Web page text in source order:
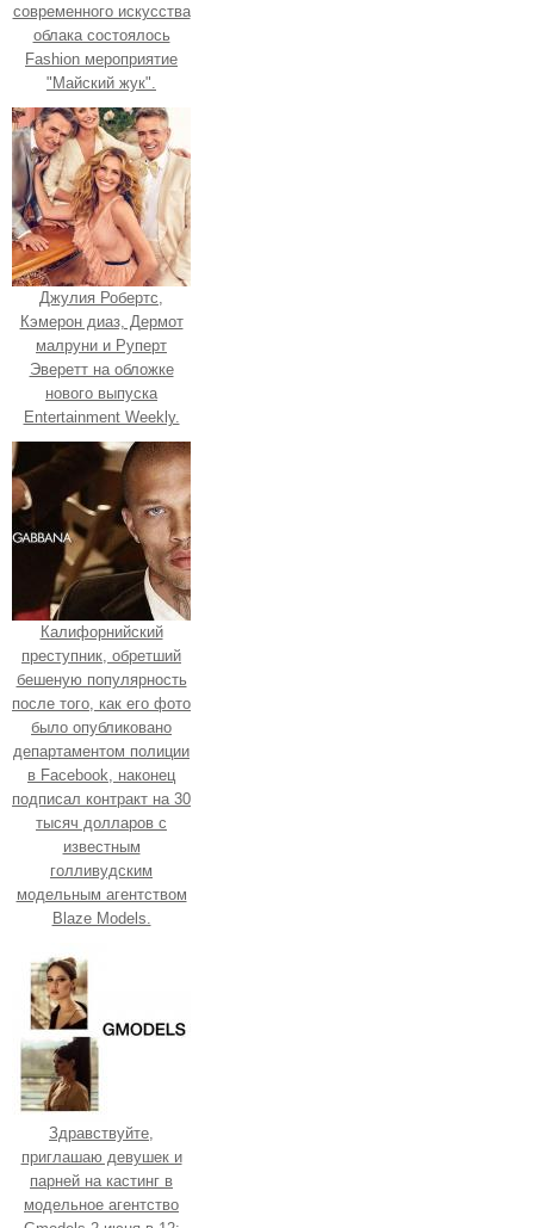
современного искусства
облака состоялось
Fashion мероприятие
"Майский жук".
Джулия Робертс,
Кэмерон диаз, Дермот
малруни и Руперт
Эверетт на обложке
нового выпуска
Entertainment Weekly.
Калифорнийский
преступник, обретший
бешеную популярность
после того, как его фото
было опубликовано
департаментом полиции
в Facebook, наконец
подписал контракт на 30
тысяч долларов с
известным
голливудским
модельным агентством
Blaze Models.
Здравствуйте,
приглашаю девушек и
парней на кастинг в
модельное агентство